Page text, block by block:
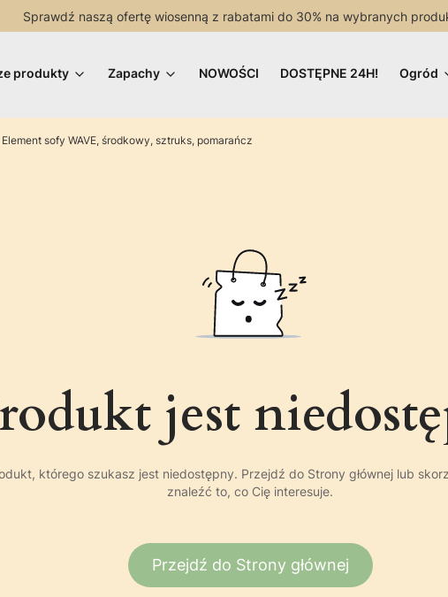
Sprawdź naszą ofertę wiosenną z rabatami do 30% na wybranych
produkty Zapachy NOWOŚCI DOSTĘPNE 24H! Ogród
Element sofy WAVE, środkowy, sztruks, pomarańcz
jest
którego szukasz jest niedostępny. Przejdź do Strony głównej lub
znaleźć to, co Cię interesuje.
Przejdź do Strony głównej